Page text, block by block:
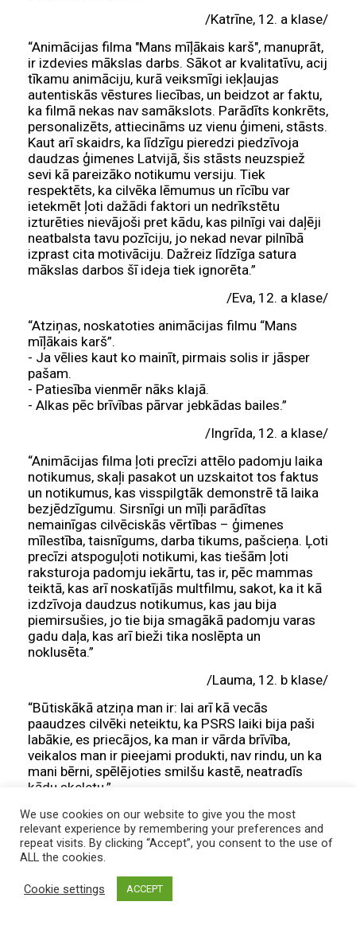
/Katrīne, 12. a klase/
“Animācijas filma "Mans mīļākais karš", manuprāt,
ir izdevies mākslas darbs. Sākot ar kvalitatīvu, acij
tīkamu animāciju, kurā veiksmīgi iekļaujas
autentiskās vēstures liecības, un beidzot ar faktu,
ka filmā nekas nav samākslots. Parādīts konkrēts,
personalizēts, attiecināms uz vienu ģimeni, stāsts.
Kaut arī skaidrs, ka līdzīgu pieredzi piedzīvoja
daudzas ģimenes Latvijā, šis stāsts neuzspiež
sevi kā pareizāko notikumu versiju. Tiek
respektēts, ka cilvēka lēmumus un rīcību var
ietekmēt ļoti dažādi faktori un nedrīkstētu
izturēties nievājoši pret kādu, kas pilnīgi vai daļēji
neatbalsta tavu pozīciju, jo nekad nevar pilnībā
izprast cita motivāciju. Dažreiz līdzīga satura
mākslas darbos šī ideja tiek ignorēta.”
/Eva, 12. a klase/
“Atziņas, noskatoties animācijas filmu “Mans
mīļākais karš”.
- Ja vēlies kaut ko mainīt, pirmais solis ir jāsper
pašam.
- Patiesība vienmēr nāks klajā.
- Alkas pēc brīvības pārvar jebkādas bailes.”
/Ingrīda, 12. a klase/
“Animācijas filma ļoti precīzi attēlo padomju laika
notikumus, skaļi pasakot un uzskaitot tos faktus
un notikumus, kas visspilgtāk demonstrē tā laika
bezjēdzīgumu. Sirsnīgi un mīļi parādītas
nemainīgas cilvēciskās vērtības – ģimenes
mīlestība, taisnīgums, darba tikums, pašcieņa. Ļoti
precīzi atspoguļoti notikumi, kas tiešām ļoti
raksturoja padomju iekārtu, tas ir, pēc mammas
teiktā, kas arī noskatījās multfilmu, sakot, ka it kā
izdzīvoja daudzus notikumus, kas jau bija
piemirsušies, jo tie bija smagākā padomju varas
gadu daļa, kas arī bieži tika noslēpta un
noklusēta.”
/Lauma, 12. b klase/
“Būtiskākā atziņa man ir: lai arī kā vecās
paaudzes cilvēki neteiktu, ka PSRS laiki bija paši
labākie, es priecājos, ka man ir vārda brīvība,
veikalos man ir pieejami produkti, nav rindu, un ka
mani bērni, spēlējoties smilšu kastē, neatradīs
kādu skeletu.”
/Mārtiņš, 12. b klase/
We use cookies on our website to give you the most
relevant experience by remembering your preferences and
repeat visits. By clicking “Accept”, you consent to the use of
ALL the cookies.
Cookie settings ACCEPT